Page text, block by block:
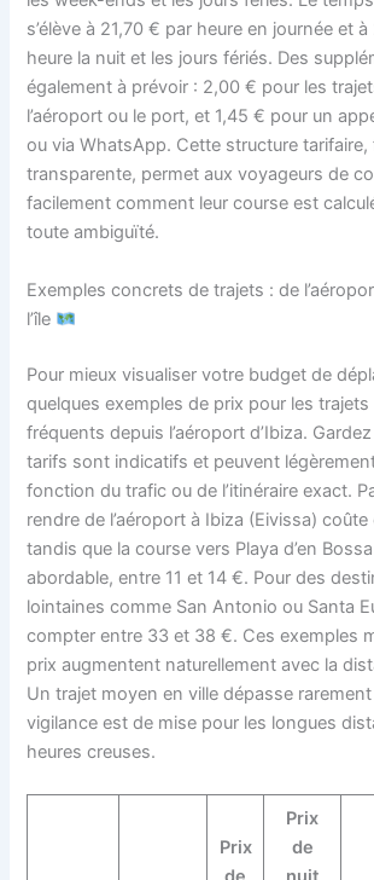
s’élève à 21,70 € par heure en journée et
heure la nuit et les jours fériés. Des
également à prévoir : 2,00 € pour les
l’aéroport ou le port, et 1,45 € pour un
ou via WhatsApp. Cette structure tarifaire,
transparente, permet aux voyageurs de
facilement comment leur course est
toute ambiguïté.
Exemples concrets de trajets : de
l’île
Pour mieux visualiser votre budget de
quelques exemples de prix pour les trajets
fréquents depuis l’aéroport d’Ibiza.
tarifs sont indicatifs et peuvent
fonction du trafic ou de l’itinéraire exact.
rendre de l’aéroport à Ibiza (Eivissa)
tandis que la course vers Playa d’en
abordable, entre 11 et 14 €. Pour des
lointaines comme San Antonio ou Santa
compter entre 33 et 38 €. Ces exemples
prix augmentent naturellement avec la
Un trajet moyen en ville dépasse
vigilance est de mise pour les longues
heures creuses.
Prix
Prix
de